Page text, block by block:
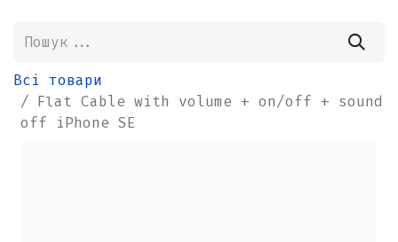
Всі товари
Flat Cable with volume + on/off + sound
off iPhone SE